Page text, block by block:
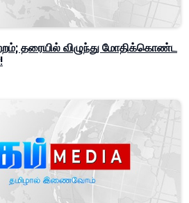
தரையில் விழுந்து மோதிக்கொண்ட